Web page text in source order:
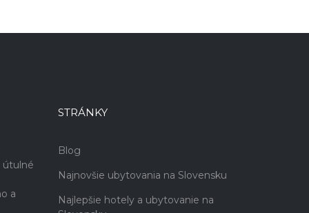
útulné
a
STRÁNKY
Blog
Najnovšie ubytovania na Slovensku
Najlepšie hotely a ubytovanie na